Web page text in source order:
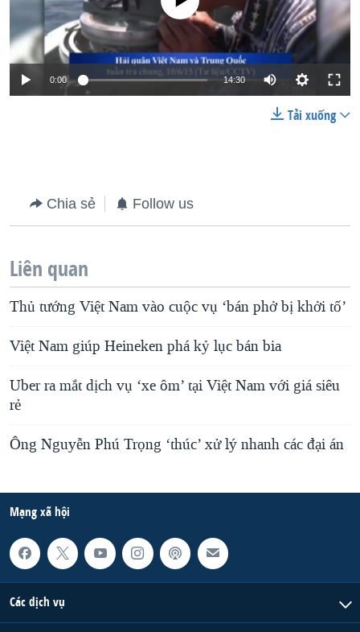
0:00 14:30
Tải xuống
Chia sẻ Follow us
Liên quan
Thủ tướng Việt Nam vào cuộc vụ ‘bán phở bị khởi tố’
Việt Nam giúp Heineken phá kỷ lục bán bia
Uber ra mắt dịch vụ ‘xe ôm’ tại Việt Nam với giá siêu
rẻ
Ông Nguyễn Phú Trọng ‘thúc’ xử lý nhanh các đại án
Mạng xã hội
Các dịch vụ